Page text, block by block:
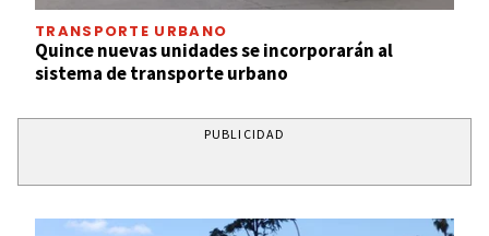
TRANSPORTE URBANO
Quince nuevas unidades se incorporarán al
sistema de transporte urbano
PUBLICIDAD